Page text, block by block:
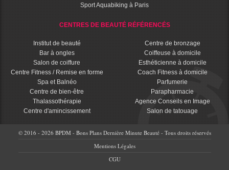
Sport Aquabiking à Paris
CENTRES DE BEAUTÉ RÉFÉRENCÉS
Institut de beauté
Bar à ongles
Salon de coiffure
Centre Fitness / Remise en forme
Spa et Balnéo
Centre de bien-être
Thalassothérapie
Centre d'amincissement
Centre de bronzage
Coiffeuse à domicile
Esthéticienne à domicile
Coach Fitness à domicile
Parfumerie
Parapharmacie
Agence Conseils en Image
Salon de tatouage
© 2016 - 2026 BPDM - Bons Plans Dernière Minute Beauté - Tous droits réservés
Mentions Légales
CGU